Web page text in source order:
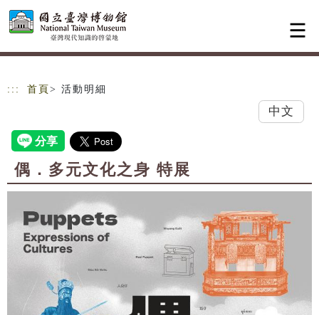
跳到主要內容
網站導覽
::: 首頁 > 活動明細
中文
偶．多元文化之身 特展